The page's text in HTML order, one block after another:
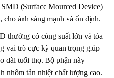
(Surface Mounted Device)
cho ánh sáng mạnh và ổn định.
thường có công suất lớn và tỏa
vai trò cực kỳ quan trọng giúp
dài tuổi thọ. Bộ phận này
nhôm tản nhiệt chất lượng cao.